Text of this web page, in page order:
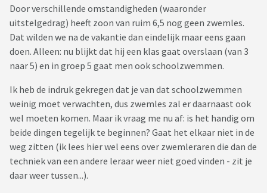
Door verschillende omstandigheden (waaronder
uitstelgedrag) heeft zoon van ruim 6,5 nog geen zwemles.
Dat wilden we na de vakantie dan eindelijk maar eens gaan
doen. Alleen: nu blijkt dat hij een klas gaat overslaan (van 3
naar 5) en in groep 5 gaat men ook schoolzwemmen.
Ik heb de indruk gekregen dat je van dat schoolzwemmen
weinig moet verwachten, dus zwemles zal er daarnaast ook
wel moeten komen. Maar ik vraag me nu af: is het handig om
beide dingen tegelijk te beginnen? Gaat het elkaar niet in de
weg zitten (ik lees hier wel eens over zwemleraren die dan de
techniek van een andere leraar weer niet goed vinden - zit je
daar weer tussen...).